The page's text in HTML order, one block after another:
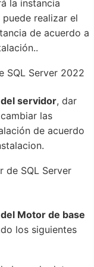
la instancia
realizar el
de acuerdo a
servidor, dar
las
de acuerdo
Motor de base
los siguientes